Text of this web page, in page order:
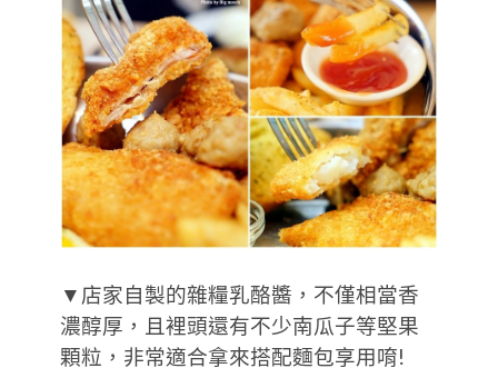
▼店家自製的雜糧乳酪醬，不僅相當香
濃醇厚，且裡頭還有不少南瓜子等堅果
顆粒，非常適合拿來搭配麵包享用唷!